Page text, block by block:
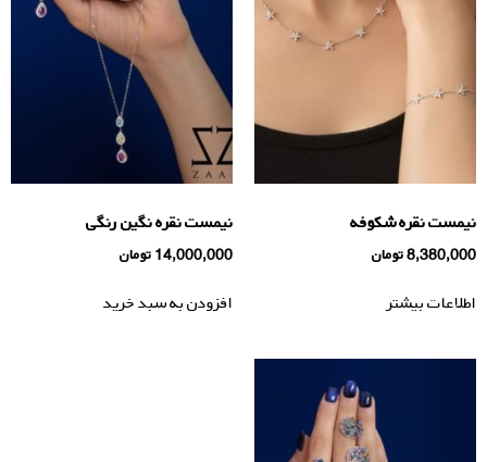
نیمست نقره شكوفه
8,380,000تومان
اطلاعات بیشتر
نیمست نقره نگين رنگى
14,000,000 تومان
افزودن به سبد خرید